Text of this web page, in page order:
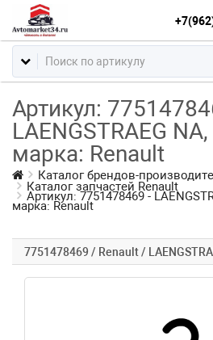
Артикул:
LAENGSTRAEG
марка: Renault
Каталог брендов-
Каталог запчастей Renault
Артикул: 7751478469 -
марка: Renault
7751478469 / Renault /